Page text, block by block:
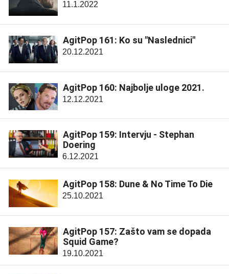
11.1.2022
AgitPop 161: Ko su "Naslednici"
20.12.2021
AgitPop 160: Najbolje uloge 2021.
12.12.2021
AgitPop 159: Intervju - Stephan
Doering
6.12.2021
AgitPop 158: Dune & No Time To Die
25.10.2021
AgitPop 157: Zašto vam se dopada
Squid Game?
19.10.2021